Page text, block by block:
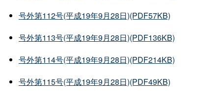
号外第112号(平成19年9月28日)(PDF57KB)
号外第113号(平成19年9月28日)(PDF136KB)
号外第114号(平成19年9月28日)(PDF214KB)
号外第115号(平成19年9月28日)(PDF49KB)